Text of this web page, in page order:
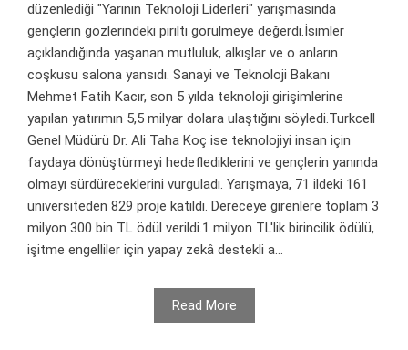
düzenlediği "Yarının Teknoloji Liderleri" yarışmasında
gençlerin gözlerindeki pırıltı görülmeye değerdi.İsimler
açıklandığında yaşanan mutluluk, alkışlar ve o anların
coşkusu salona yansıdı. Sanayi ve Teknoloji Bakanı
Mehmet Fatih Kacır, son 5 yılda teknoloji girişimlerine
yapılan yatırımın 5,5 milyar dolara ulaştığını söyledi.Turkcell
Genel Müdürü Dr. Ali Taha Koç ise teknolojiyi insan için
faydaya dönüştürmeyi hedeflediklerini ve gençlerin yanında
olmayı sürdüreceklerini vurguladı. Yarışmaya, 71 ildeki 161
üniversiteden 829 proje katıldı. Dereceye girenlere toplam 3
milyon 300 bin TL ödül verildi.1 milyon TL'lik birincilik ödülü,
işitme engelliler için yapay zekâ destekli a...
Read More